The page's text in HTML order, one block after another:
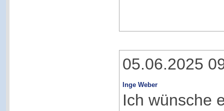
05.06.2025
Inge Weber
Ich wünsche